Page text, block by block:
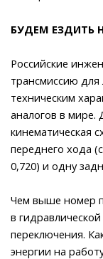
БУДЕМ ЕЗДИТЬ
Российские
трансмиссию для
техническим
аналогов в мире.
кинематическая
переднего хода
0,720) и одну
Чем выше номер
в
переключения.
энергии на